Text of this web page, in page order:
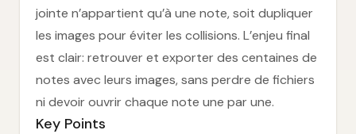
jointe n’appartient qu’à une note, soit dupliquer
les images pour éviter les collisions. L’enjeu final
est clair: retrouver et exporter des centaines de
notes avec leurs images, sans perdre de fichiers
ni devoir ouvrir chaque note une par une.
Key Points